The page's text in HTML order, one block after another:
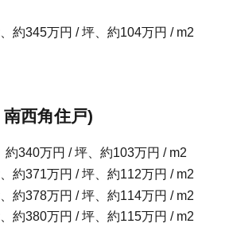
約345万円 / 坪、約104万円 / m2
西角住戸)
340万円 / 坪、約103万円 / m2
約371万円 / 坪、約112万円 / m2
約378万円 / 坪、約114万円 / m2
約380万円 / 坪、約115万円 / m2